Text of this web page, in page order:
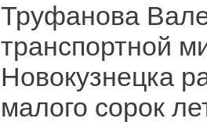
Труфанова
транспортной
Новокузнецка
малого сорок